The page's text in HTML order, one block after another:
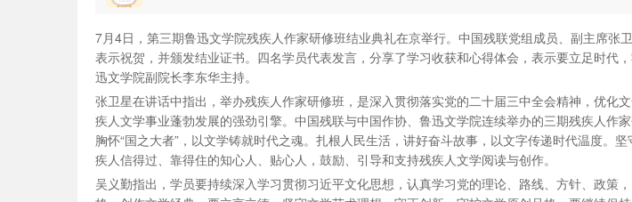
7月4日，第三期鲁迅文学院残疾人作家研修班结业典礼在京举行。中国残联党组成员、副主席
表示祝贺，并颁发结业证书。四名学员代表发言，分享了学习收获和心得体会，表示要立足时
迅文学院副院长李东华主持。
张卫星在讲话中指出，举办残疾人作家研修班，是深入贯彻落实党的二十届三中全会精神，优
疾人文学事业蓬勃发展的强劲引擎。中国残联与中国作协、鲁迅文学院连续举办的三期残疾人作
胸怀“国之大者”，以文学铸就时代之魂。扎根人民生活，讲好奋斗故事，以文字传递时代温度
疾人信得过、靠得住的知心人、贴心人，鼓励、引导和支持残疾人文学阅读与创作。
吴义勤指出，学员要持续深入学习贯彻习近平文化思想，认真学习党的理论、路线、方针、政